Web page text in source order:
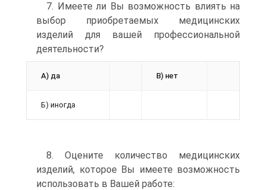
7. Имеете ли Вы возможность влиять на
выбор приобретаемых медицинских
изделий для вашей профессиональной
деятельности?
А) да В) нет
Б) иногда
8. Оцените количество медицинских
изделий, которое Вы имеете возможность
использовать в Вашей работе: